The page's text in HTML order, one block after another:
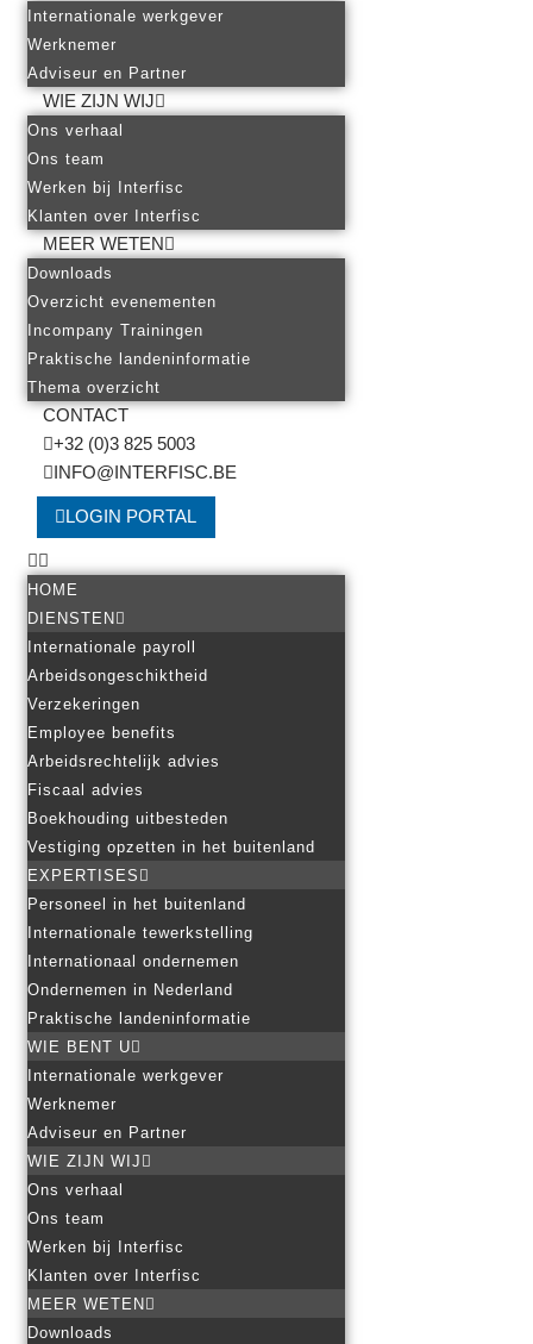
Internationale werkgever
Werknemer
Adviseur en Partner
WIE ZIJN WIJ
Ons verhaal
Ons team
Werken bij Interfisc
Klanten over Interfisc
MEER WETEN
Downloads
Overzicht evenementen
Incompany Trainingen
Praktische landeninformatie
Thema overzicht
CONTACT
+32 (0)3 825 5003
INFO@INTERFISC.BE
LOGIN PORTAL
HOME
DIENSTEN
Internationale payroll
Arbeidsongeschiktheid
Verzekeringen
Employee benefits
Arbeidsrechtelijk advies
Fiscaal advies
Boekhouding uitbesteden
Vestiging opzetten in het buitenland
EXPERTISES
Personeel in het buitenland
Internationale tewerkstelling
Internationaal ondernemen
Ondernemen in Nederland
Praktische landeninformatie
WIE BENT U
Internationale werkgever
Werknemer
Adviseur en Partner
WIE ZIJN WIJ
Ons verhaal
Ons team
Werken bij Interfisc
Klanten over Interfisc
MEER WETEN
Downloads